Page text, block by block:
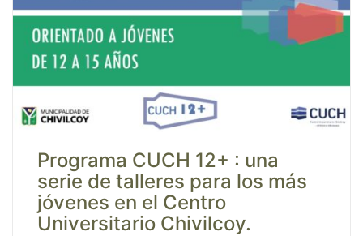
Programa CUCH 12+ : una
serie de talleres para los más
jóvenes en el Centro
Universitario Chivilcoy.